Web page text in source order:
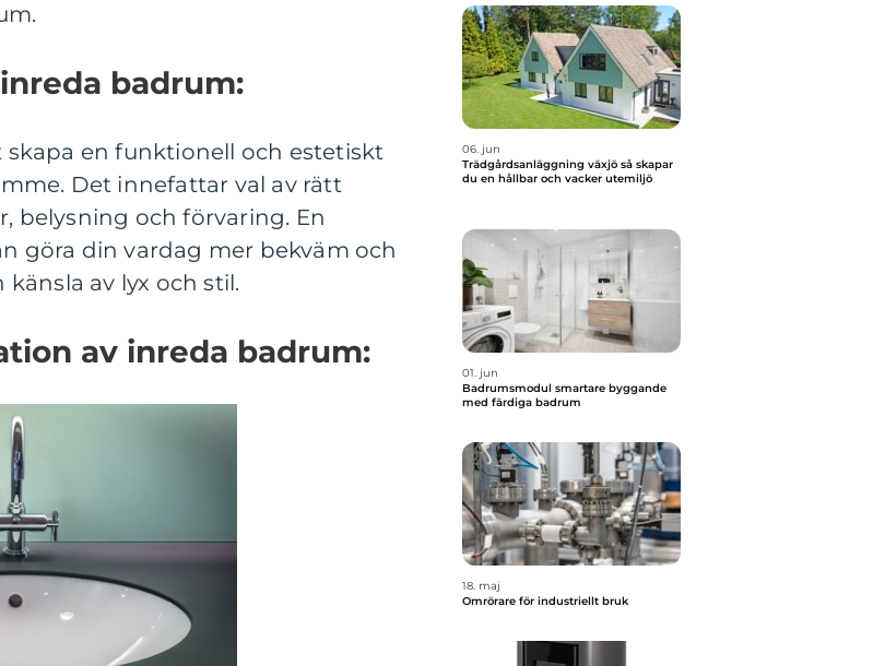
badrum:
en funktionell och estetiskt
Det innefattar val av rätt
belysning och förvaring. En
göra din vardag mer bekväm och
av lyx och stil.
av inreda badrum:
06. jun
Trädgårdsanläggning växjö så skapar
du en hållbar och vacker utemiljö
01. jun
Badrumsmodul smartare byggande
med färdiga badrum
18. maj
Omrörare för industriellt bruk